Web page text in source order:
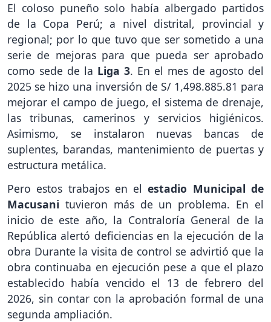
El coloso puneño solo había albergado partidos
de la Copa Perú; a nivel distrital, provincial y
regional; por lo que tuvo que ser sometido a una
serie de mejoras para que pueda ser aprobado
como sede de la Liga 3. En el mes de agosto del
2025 se hizo una inversión de S/ 1,498.885.81 para
mejorar el campo de juego, el sistema de drenaje,
las tribunas, camerinos y servicios higiénicos.
Asimismo, se instalaron nuevas bancas de
suplentes, barandas, mantenimiento de puertas y
estructura metálica.
Pero estos trabajos en elestadio Municipal de
Macusani tuvieron más de un problema. En el
inicio de este año, la Contraloría General de la
República alertó deficiencias en la ejecución de la
obra Durante la visita de control se advirtió que la
obra continuaba en ejecución pese a que el plazo
establecido había vencido el 13 de febrero del
2026, sin contar con la aprobación formal de una
segunda ampliación.